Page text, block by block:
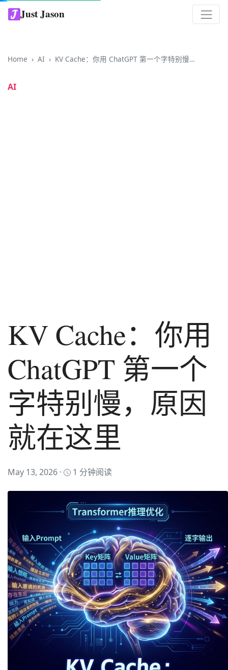
Just Jason
Home AI KV Cache：你用 ChatGPT 第一个字特别慢，原因就在这里
AI
KV Cache：你用
ChatGPT 第一个
字特别慢，原因
就在这里
May 13, 2026 · 1 分钟阅读